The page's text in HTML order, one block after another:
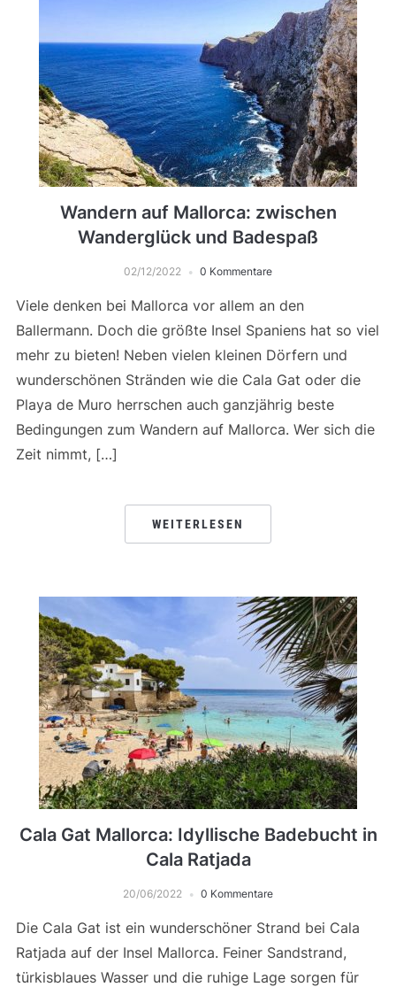
Wandern auf Mallorca: zwischen
Wanderglück und Badespaß
02/12/2022 0 Kommentare
Viele denken bei Mallorca vor allem an den
Ballermann. Doch die größte Insel Spaniens hat so viel
mehr zu bieten! Neben vielen kleinen Dörfern und
wunderschönen Stränden wie die Cala Gat oder die
Playa de Muro herrschen auch ganzjährig beste
Bedingungen zum Wandern auf Mallorca. Wer sich die
Zeit nimmt, […]
WEITERLESEN
Cala Gat Mallorca: Idyllische Badebucht in
Cala Ratjada
20/06/2022 0 Kommentare
Die Cala Gat ist ein wunderschöner Strand bei Cala
Ratjada auf der Insel Mallorca. Feiner Sandstrand,
türkisblaues Wasser und die ruhige Lage sorgen für